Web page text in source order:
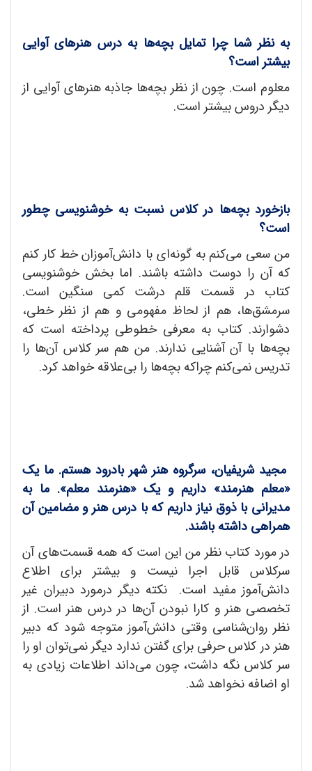
به نظر شما چرا تمایل بچه‌ها به درس هنرهای آوایی
بیشتر است؟
معلوم است. چون از نظر بچه‌ها جاذبه هنرهای آوایی از
دیگر دروس بیشتر است.
بازخورد بچه‌ها در کلاس نسبت به خوشنویسی چطور
است؟
من سعی می‌کنم به گونه‌ای با دانش‌آموزان خط کار کنم
که آن را دوست داشته باشند. اما بخش خوشنویسی
کتاب در قسمت قلم درشت کمی سنگین است.
سرمشق‌ها، هم از لحاظ مفهومی و هم از نظر خطی،
دشوارند. کتاب به معرفی خطوطی پرداخته است که
بچه‌ها با آن آشنایی ندارند. من هم سر کلاس آن‌ها را
تدریس نمی‌کنم چراکه بچه‌ها را بی‌علاقه خواهد کرد.
مجید شریفیان، سرگروه هنر شهر بادرود هستم. ما یک
«معلم هنرمند» داریم و یک «هنرمند معلم». ما به
مدیرانی با ذوق نیاز داریم که با درس هنر و مضامین آن
همراهی داشته باشند.
در مورد کتاب نظر من این است که همه قسمت‌های آن
سرکلاس قابل اجرا نیست و بیشتر برای اطلاع
دانش‌آموز مفید است. نکته دیگر درمورد دبیران غیر
تخصصی هنر و کارا نبودن آن‌ها در درس هنر است. از
نظر روان‌شناسی وقتی دانش‌آموز متوجه شود که دبیر
هنر در کلاس حرفی برای گفتن ندارد دیگر نمی‌توان او را
سر کلاس نگه داشت، چون می‌داند اطلاعات زیادی به
او اضافه نخواهد شد.